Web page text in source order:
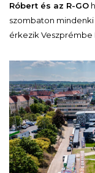
Róbert és az R-GO
szombaton
érkezik Veszprémbe